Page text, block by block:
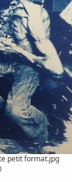
petit format.jpg